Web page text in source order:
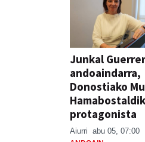
Junkal
andoaindarra,
Donostiako
protagonista
Aiurri abu 05, 07:00